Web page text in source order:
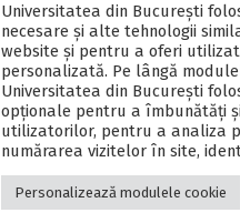
Universitatea din București
necesare și alte tehnologii
website și pentru a oferi
personalizată. Pe lângă
Universitatea din București
opționale pentru a îmbunătăți
utilizatorilor, pentru a analiza
numărarea vizitelor în site,
Personalizează modulele cookie